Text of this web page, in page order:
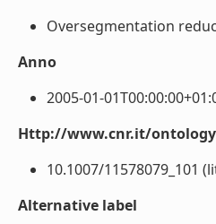
Oversegmentation
Anno
2005-01-
Http://www.cnr.it/
10.1007/11578079_101
Alternative label